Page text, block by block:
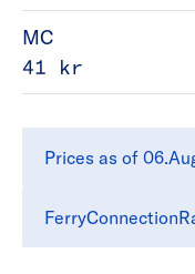
MC
41 kr
Prices as of